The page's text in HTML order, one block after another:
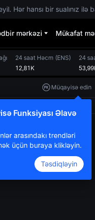
hansı bir sualınız ilə
mərkəzi Mükafat
24 saat Həcm (ENS)
12,81K
24
Müqayisə edin
Funksiyası Əlavə
arasındakı trendləri
üçün buraya klikləyin.
Təsdiqləyin